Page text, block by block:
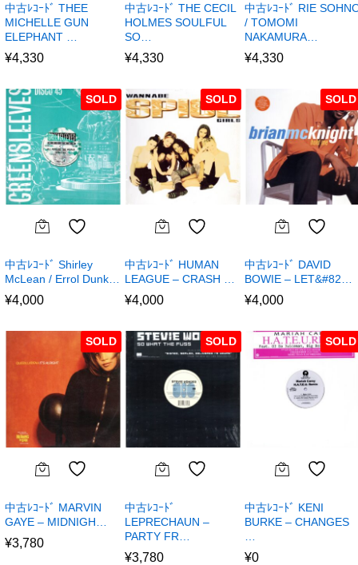
中古ﾚｺｰﾄﾞ THEE
MICHELLE GUN
ELEPHANT …
¥4,330
中古ﾚｺｰﾄﾞ THE CECIL
HOLMES SOULFUL
SO…
¥4,330
中古ﾚｺｰﾄﾞ RIE
/ TOMOMI
NAKAMURA…
¥4,330
SOLD
中古ﾚｺｰﾄﾞ Shirley
McLean / Errol Dunk…
¥4,000
SOLD
中古ﾚｺｰﾄﾞ HUMAN
LEAGUE – CRASH …
¥4,000
SOLD
中古ﾚｺｰﾄﾞ DAVID
BOWIE – LET&#82…
¥4,000
SOLD
中古ﾚｺｰﾄﾞ MARVIN
GAYE – MIDNIGH…
¥3,780
SOLD
中古ﾚｺｰﾄﾞ
LEPRECHAUN –
PARTY FR…
¥3,780
SOLD
中古ﾚｺｰﾄﾞ KENI
BURKE – CHANGES
¥0